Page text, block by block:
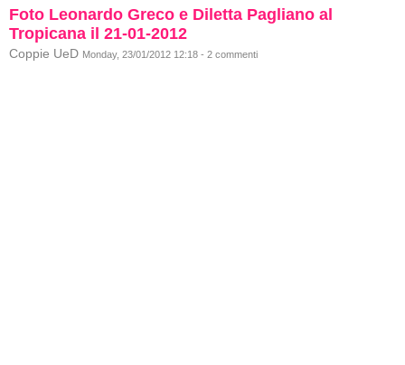
Foto Leonardo Greco e Diletta Pagliano al
Tropicana il 21-01-2012
Coppie UeD Monday, 23/01/2012 12:18 - 2 commenti